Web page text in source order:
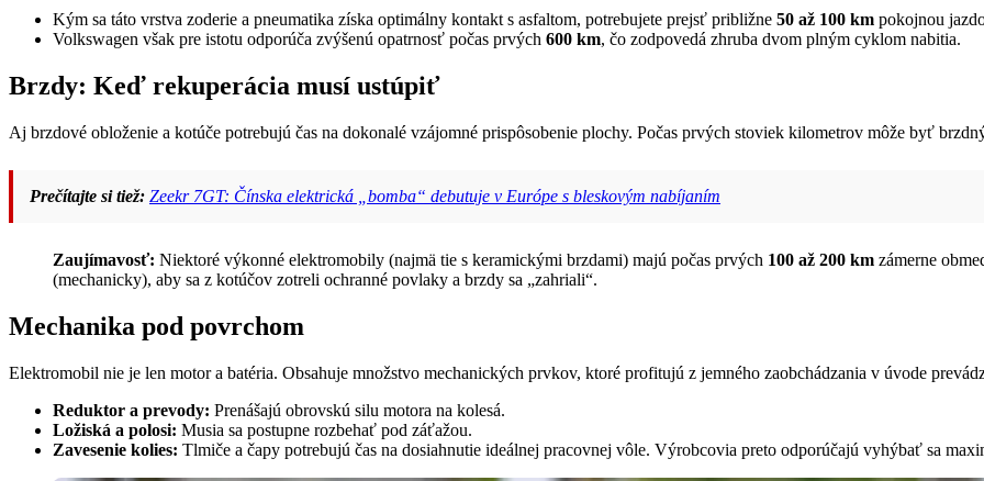
Kým sa táto vrstva zoderie a pneumatika získa optimálny kontakt s asfaltom, potrebujete prejsť približne 50 až 100 km pokojnou
Volkswagen však pre istotu odporúča zvýšenú opatrnosť počas prvých 600 km, čo zodpovedá zhruba dvom plným cyklom nabitia.
Brzdy: Keď rekuperácia musí ustúpiť
Aj brzdové obloženie a kotúče potrebujú čas na dokonalé vzájomné prispôsobenie plochy. Počas prvých stoviek kilometrov môže byť
Prečítajte si tiež: Zeekr 7GT: Čínska elektrická „bomba“ debutuje v Európe s bleskovým nabíjaním
Zaujímavosť: Niektoré výkonné elektromobily (najmä tie s keramickými brzdami) majú počas prvých 100 až 200 km zámerne
(mechanicky), aby sa z kotúčov zotreli ochranné povlaky a brzdy sa „zahriali“.
Mechanika pod povrchom
Elektromobil nie je len motor a batéria. Obsahuje množstvo mechanických prvkov, ktoré profitujú z jemného zaobchádzania v úvode
Reduktor a prevody: Prenášajú obrovskú silu motora na kolesá.
Ložiská a polosi: Musia sa postupne rozbehať pod záťažou.
Zavesenie kolies: Tlmiče a čapy potrebujú čas na dosiahnutie ideálnej pracovnej vôle. Výrobcovia preto odporúčajú vyhýbať sa